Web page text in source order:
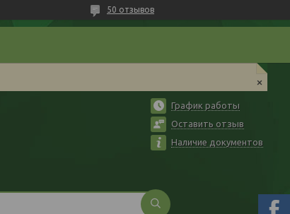
50 отзывов
График работы
Оставить отзыв
Наличие документов